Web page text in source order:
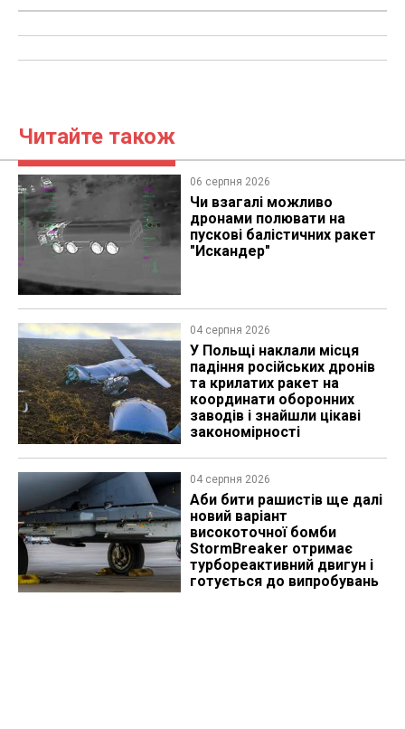
Читайте також
06 серпня 2026
Чи взагалі можливо
дронами полювати на
пускові балістичних ракет
"Искандер"
04 серпня 2026
У Польщі наклали місця
падіння російських дронів
та крилатих ракет на
координати оборонних
заводів і знайшли цікаві
закономірності
04 серпня 2026
Аби бити рашистів ще далі
новий варіант
високоточної бомби
StormBreaker отримає
турбореактивний двигун і
готується до випробувань